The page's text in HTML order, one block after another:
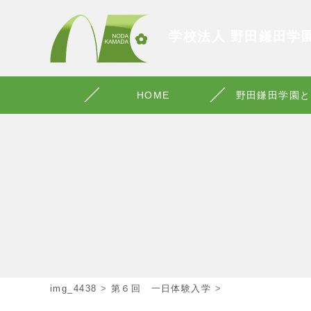
HOME 野田鎌田学園
img_4438 > 第６回 一日体験入学 >